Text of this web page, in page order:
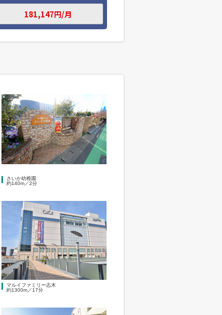
さいか幼稚園
約140m／2分
マルイファミリー志木
約1300m／17分